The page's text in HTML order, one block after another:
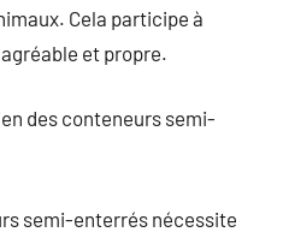
Cela participe à
et propre.
des conteneurs semi-
semi-enterrés nécessite